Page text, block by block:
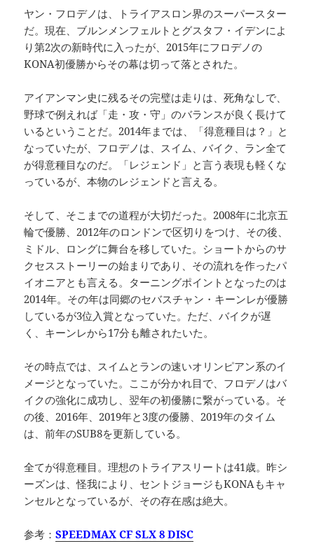
ヤン・フロデノは、トライアスロン界のスーパースター
だ。現在、ブルンメンフェルトとグスタフ・イデンによ
り第2次の新時代に入ったが、2015年にフロデノの
KONA初優勝からその幕は切って落とされた。
アイアンマン史に残るその完璧は走りは、死角なしで、
野球で例えれば「走・攻・守」のバランスが良く長けて
いるということだ。2014年までは、「得意種目は？」と
なっていたが、フロデノは、スイム、バイク、ラン全て
が得意種目なのだ。「レジェンド」と言う表現も軽くな
っているが、本物のレジェンドと言える。
そして、そこまでの道程が大切だった。2008年に北京五
輪で優勝、2012年のロンドンで区切りをつけ、その後、
ミドル、ロングに舞台を移していた。ショートからのサ
クセスストーリーの始まりであり、その流れを作ったパ
イオニアとも言える。ターニングポイントとなったのは
2014年。その年は同郷のセバスチャン・キーンレが優勝
しているが3位入賞となっていた。ただ、バイクが遅
く、キーンレから17分も離されたいた。
その時点では、スイムとランの速いオリンピアン系のイ
メージとなっていた。ここが分かれ目で、フロデノはバ
イクの強化に成功し、翌年の初優勝に繋がっている。そ
の後、2016年、2019年と3度の優勝、2019年のタイム
は、前年のSUB8を更新している。
全てが得意種目。理想のトライアスリートは41歳。昨シ
ーズンは、怪我により、セントジョージもKONAもキャ
ンセルとなっているが、その存在感は絶大。
参考：SPEEDMAX CF SLX 8 DISC